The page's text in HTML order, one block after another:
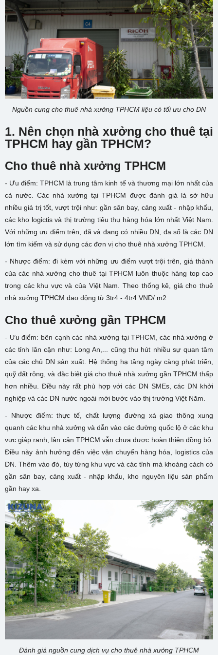
Nguồn cung cho thuê nhà xưởng TPHCM liệu có tối ưu cho DN
1. Nên chọn nhà xưởng cho thuê tại
TPHCM hay gần TPHCM?
Cho thuê nhà xưởng TPHCM
- Ưu điểm: TPHCM là trung tâm kinh tế và thương mại lớn nhất của
cả nước. Các nhà xưởng tại TPHCM được đánh giá là sở hữu
nhiều giá trị tốt, vượt trội như: gần sân bay, cảng xuất - nhập khẩu,
các kho logictis và thị trường tiêu thụ hàng hóa lớn nhất Việt Nam.
Với những ưu điểm trên, đã và đang có nhiều DN, đa số là các DN
lớn tìm kiếm và sử dụng các đơn vị cho thuê nhà xưởng TPHCM.
- Nhược điểm: đi kèm với những ưu điểm vượt trội trên, giá thành
của các nhà xưởng cho thuê tại TPHCM luôn thuộc hàng top cao
trong các khu vực và của Việt Nam. Theo thống kê, giá cho thuê
nhà xưởng TPHCM dao động từ 3tr4 - 4tr4 VND/ m2
Cho thuê xưởng gần TPHCM
- Ưu điểm: bên cạnh các nhà xưởng tại TPHCM, các nhà xưởng ở
các tỉnh lân cận như: Long An,... cũng thu hút nhiều sự quan tâm
của các chủ DN sản xuất. Hệ thống hạ tầng ngày càng phát triển,
quỹ đất rộng, và đặc biệt giá cho thuê nhà xưởng gần TPHCM thấp
hơn nhiều. Điều này rất phù hợp với các DN SMEs, các DN khởi
nghiệp và các DN nước ngoài mới bước vào thị trường Việt Năm.
- Nhược điểm: thực tế, chất lượng đường xá giao thông xung
quanh các khu nhà xưởng và dẫn vào các đường quốc lộ ở các khu
vực giáp ranh, lân cận TPHCM vẫn chưa được hoàn thiện đồng bộ.
Điều này ảnh hưởng đến việc vận chuyển hàng hóa, logistics của
DN. Thêm vào đó, tùy từng khu vực và các tỉnh mà khoảng cách có
gần sân bay, cảng xuất - nhập khẩu, kho nguyên liệu sản phẩm
gần hay xa.
Đánh giá nguồn cung dịch vụ cho thuê nhà xưởng TPHCM